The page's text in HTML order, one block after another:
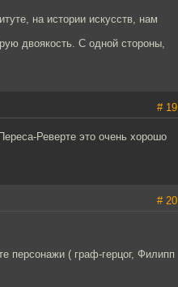
на истории искусств, нам
двоякость. С одной стороны,
# 19
Реверте это очень хорошо
# 20
персонажи ( граф-герцог, Филипп